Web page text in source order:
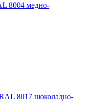
8004 медно-